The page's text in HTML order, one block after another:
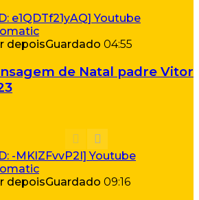
depoisGuardado 04:55
de Natal padre Vitor
depoisGuardado 09:16